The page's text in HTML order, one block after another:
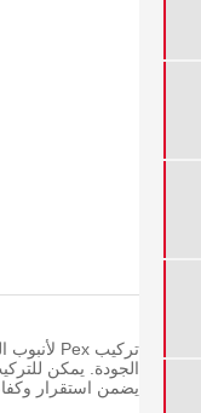
يضمن استقرار